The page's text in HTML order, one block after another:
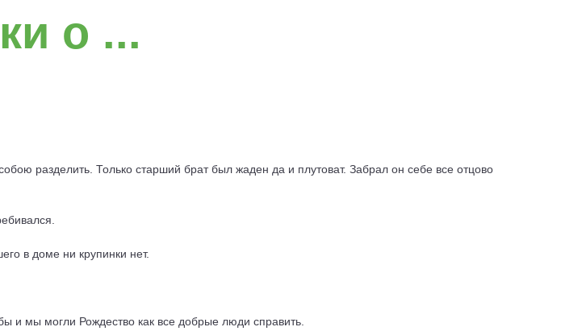
о ...
разделить. Только старший брат был жаден да и плутоват. Забрал он себе все отцово
в доме ни крупинки нет.
и мы могли Рождество как все добрые люди справить.